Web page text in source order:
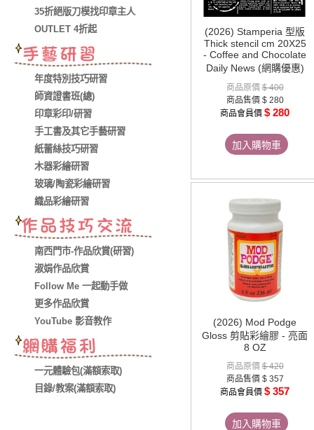
35折絕版刀模找印章主人
OUTLET 4折起
年度特別技巧研習
師資證書班(總)
印章彩印/研習
手工書及其它手藝研習
紙蕾絲技巧研習
木器彩繪研習
玻璃/陶瓷彩繪研習
織品彩繪研習
南西門市-作品欣賞(研習)
淑娟作品欣賞
Follow Me 一起動手做
更多作品欣賞
YouTube 影音教作
一元體驗包(滿額索取)
目錄/教案(滿額索取)
(2026) Stamperia 型版
Thick stencil cm 20X25
- Coffee and Chocolate
Daily News (網購優惠)
商品原價$ 400
商品售價 $ 280
商品會員價 $ 280
加入購物車
(2026) Mod Podge
Gloss 剪貼彩繪膠 - 亮面
8 OZ
商品原價$ 420
商品售價 $ 357
商品會員價 $ 357
加入購物車